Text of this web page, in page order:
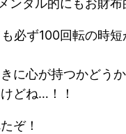
タル的にもお財布
必ず100回転の時
に心が持つかどうか
どね…！！
ぞ！